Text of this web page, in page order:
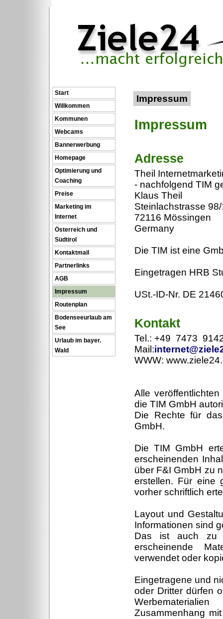
Start
Willkommen
Kommunen
Webcams
Bannerwerbung
Homepage
Optimierung und
Coaching
Preise
Marketing im
Internet
Österreich und
Südtirol
Kontaktmail
Partnerlinks
AGB
Impressum
Routenplan
Bodenseeurlaub am
See
Urlaub im bayer.
Wald
Impressum
Impressum
Adresse
Theil
- nachfolgend TIM
Klaus Theil
Steinlachstrasse
72116 Mössingen
Germany
Die TIM ist eine
Eingetragen HRB
USt.-ID-Nr. DE
Kontakt
Tel.: +49 7473
Mail:
WWW:
Alle
die TIM GmbH
Die Rechte für
GmbH.
Die TIM GmbH
erscheinenden
über F&I GmbH zu
erstellen. Für eine
vorher schriftlich
Layout und
Informationen sind
Das ist auch zu
erscheinende
verwendet oder
Eingetragene und
oder Dritter dürfen
Zusammenhang